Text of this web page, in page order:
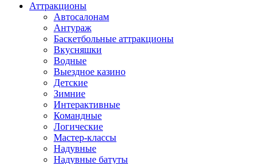
Аттракционы
Автосалонам
Антураж
Баскетбольные аттракционы
Вкусняшки
Водные
Выездное казино
Детские
Зимние
Интерактивные
Командные
Логические
Мастер-классы
Надувные
Надувные батуты